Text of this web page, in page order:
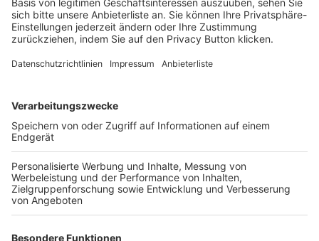
Login SpielPlus
FOLGE DEM BFV
TOP-VEREINE
TOP-PARTNER